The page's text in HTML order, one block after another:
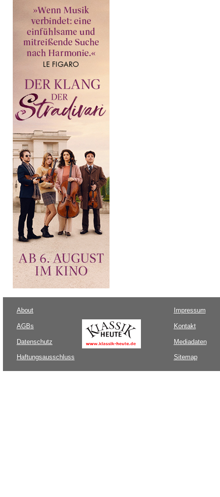
About
AGBs
Datenschutz
Haftungsausschluss
Impressum
Kontakt
Mediadaten
Sitemap